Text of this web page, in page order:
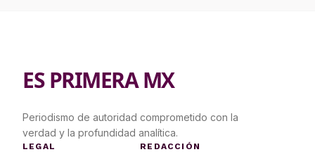
ES PRIMERA MX
Periodismo de autoridad comprometido con la
verdad y la profundidad analítica.
LEGAL REDACCIÓN